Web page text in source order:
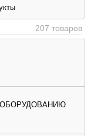
207 товаров